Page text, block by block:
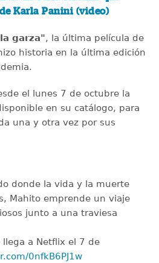
Karla Panini (video)
garza", la última película de
historia en la última edición
el lunes 7 de octubre la
en su catálogo, para
una y otra vez por sus
donde la vida y la muerte
Mahito emprende un viaje
junto a una traviesa
a Netflix el 7 de
0nfkB6PJ1w